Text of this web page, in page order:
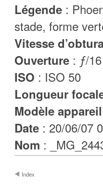
Légende :
stade, forme
Vitesse
Ouverture : ƒ/16
ISO : ISO 50
Longueur
Modèle appareil
Date : 20/06/07
Nom :
Index